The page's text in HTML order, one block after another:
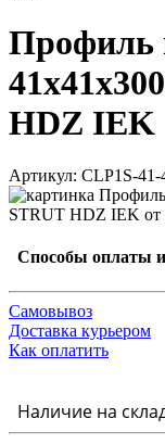
Профиль
HDZ IEK
Артикул: CLP1S-
Способы оплаты и
Самовывоз
Доставка курьером
Как оплатить
Наличие на